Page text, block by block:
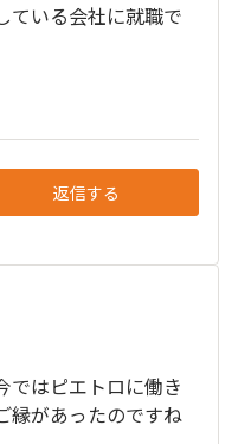
ている会社に就職で
返信する
ではピエトロに働き
縁があったのですね